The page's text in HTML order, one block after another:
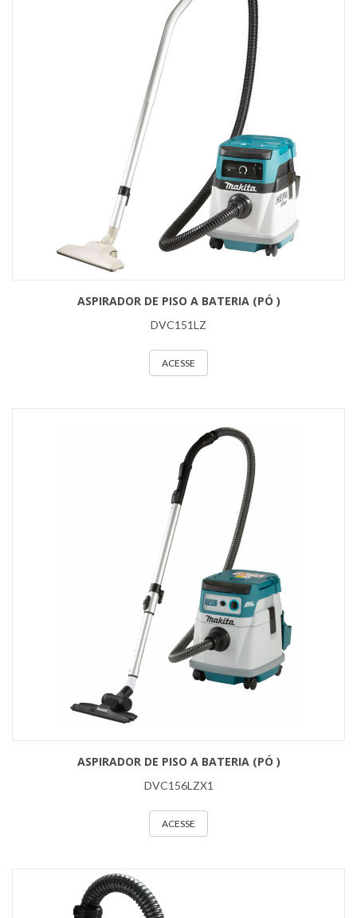
ASPIRADOR DE PISO A BATERIA (PÓ )
DVC151LZ
ACESSE
ASPIRADOR DE PISO A BATERIA (PÓ )
DVC156LZX1
ACESSE